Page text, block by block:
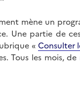
mène un
Une partie de
« Consulter
Tous les mois,